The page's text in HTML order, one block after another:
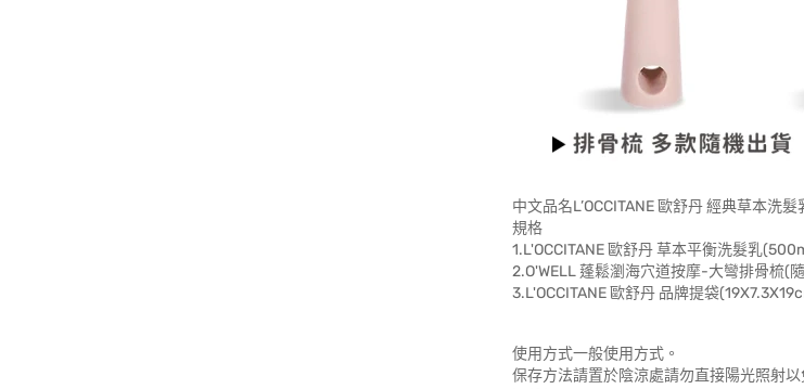
中文品名L’OCCITANE 歐舒丹 經典草本
規格
1.L'OCCITANE 歐舒丹 草本平衡洗髮乳
2.O'WELL 蓬鬆瀏海穴道按摩-大彎排骨梳(
3.L'OCCITANE 歐舒丹 品牌提袋
使用方式一般使用方式。
保存方法請置於陰涼處請勿直接陽光照射以